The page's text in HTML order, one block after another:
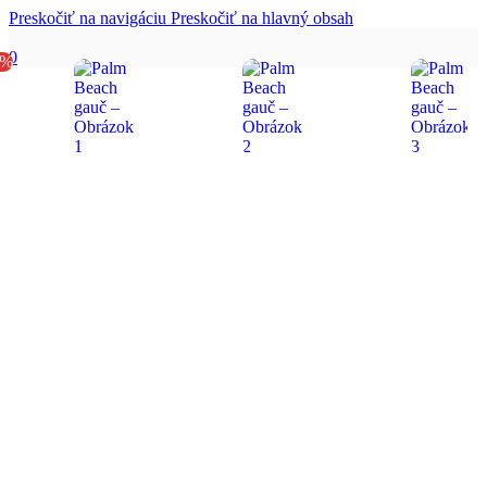
Preskočiť na navigáciu Preskočiť na hlavný obsah
0